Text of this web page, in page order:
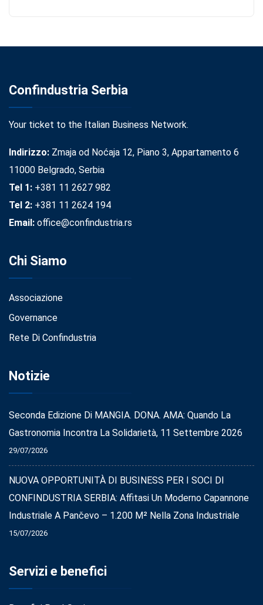
Confindustria Serbia
Your ticket to the Italian Business Network.
Indirizzo: Zmaja od Noćaja 12, Piano 3, Appartamento 6
11000 Belgrado, Serbia
Tel 1: +381 11 2627 982
Tel 2: +381 11 2624 194
Email: office@confindustria.rs
Chi Siamo
Associazione
Governance
Rete Di Confindustria
Notizie
Seconda Edizione Di MANGIA. DONA. AMA: Quando La
Gastronomia Incontra La Solidarietà, 11 Settembre 2026
29/07/2026
NUOVA OPPORTUNITÀ DI BUSINESS PER I SOCI DI
CONFINDUSTRIA SERBIA: Affitasi Un Moderno Capannone
Industriale A Pančevo – 1.200 M² Nella Zona Industriale
15/07/2026
Servizi e benefici